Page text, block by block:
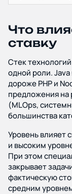
Что
ставку
Стек
одной роли.
дороже PHP и
предложения на
(MLOps,
большинства
Уровень влияет
и высоким
При этом
закрывает
фактическую
средним